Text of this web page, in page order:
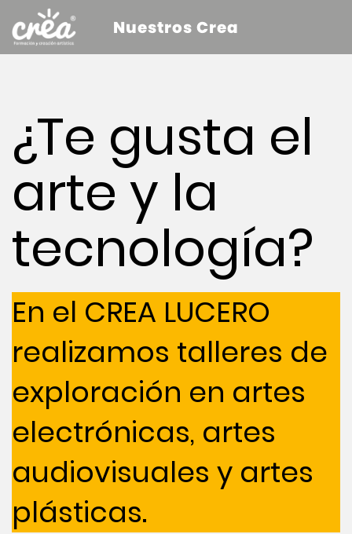
Nuestros Crea
¿Te gusta el
arte y la
tecnología?
En el CREA LUCERO
realizamos talleres de
exploración en artes
electrónicas, artes
audiovisuales y artes
plásticas.